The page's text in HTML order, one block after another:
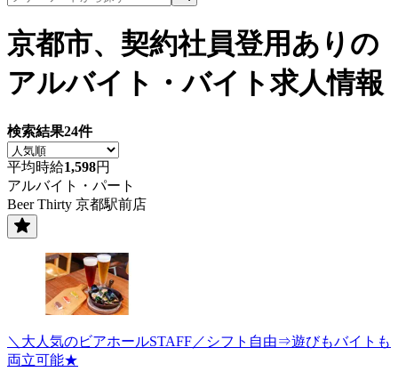
京都市、契約社員登用あり の
アルバイト・バイト求人情報
検索結果24件
平均時給1,598円
アルバイト・パート
Beer Thirty 京都駅前店
＼大人気のビアホールSTAFF／シフト自由⇒遊びもバイトも
両立可能★